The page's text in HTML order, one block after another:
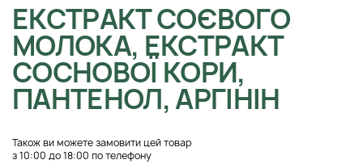
ЕКСТРАКТ СОЄВОГО
МОЛОКА, ЕКСТРАКТ
СОСНОВОЇ КОРИ,
ПАНТЕНОЛ, АРГІНІН
Також ви можете замовити цей товар
з 10:00 до 18:00 по телефону